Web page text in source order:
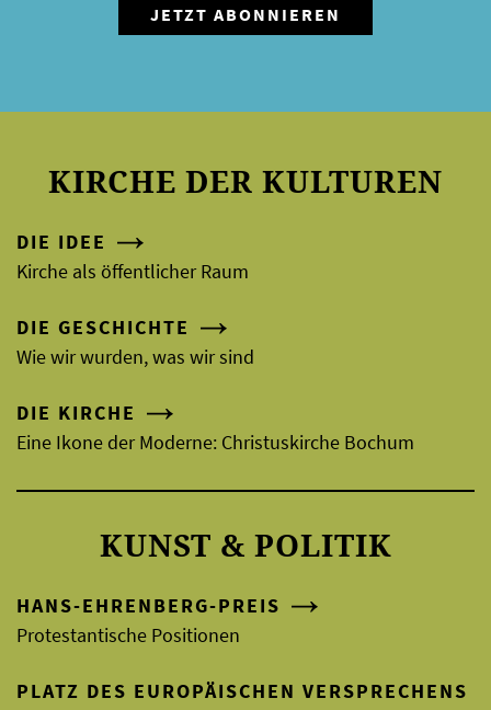
KIRCHE DER KULTUREN
DIE IDEE
Kirche als öffentlicher Raum
DIE GESCHICHTE
Wie wir wurden, was wir sind
DIE KIRCHE
Eine Ikone der Moderne: Christuskirche Bochum
KUNST & POLITIK
HANS-EHRENBERG-PREIS
Protestantische Positionen
PLATZ DES EUROPÄISCHEN VERSPRECHENS